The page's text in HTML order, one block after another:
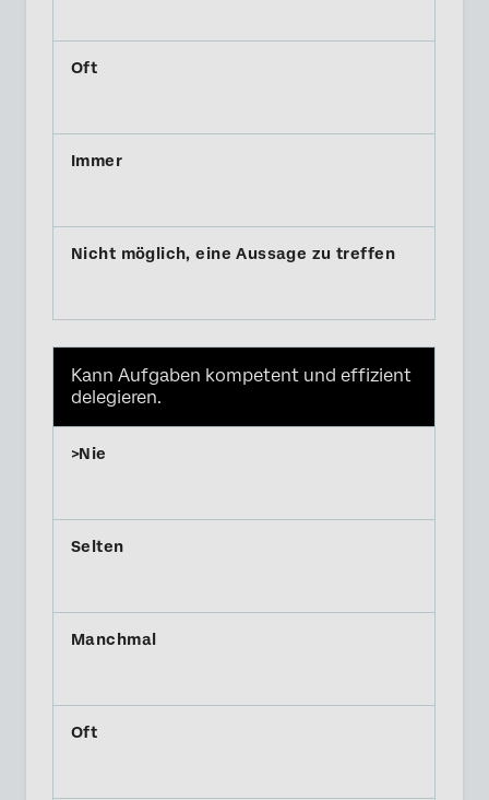
Kann Aufgaben kompetent und effizient
delegieren.